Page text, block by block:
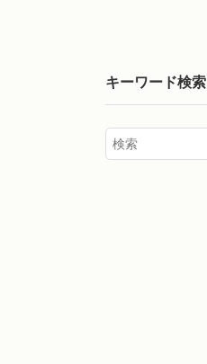
キーワード検索